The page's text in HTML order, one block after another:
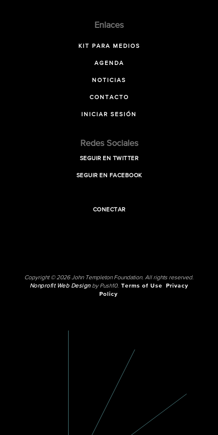
Enlaces
KIT PARA MEDIOS
AGENDA
NOTICIAS
CONTACTO
INICIAR SESIÓN
Redes Sociales
SEGUIR EN TWITTER
SEGUIR EN FACEBOOK
CONECTAR
Copyright © 2026 John Templeton Foundation. All rights reserved.
Nonprofit Web Designby Push10. Terms of Use
Privacy
Policy